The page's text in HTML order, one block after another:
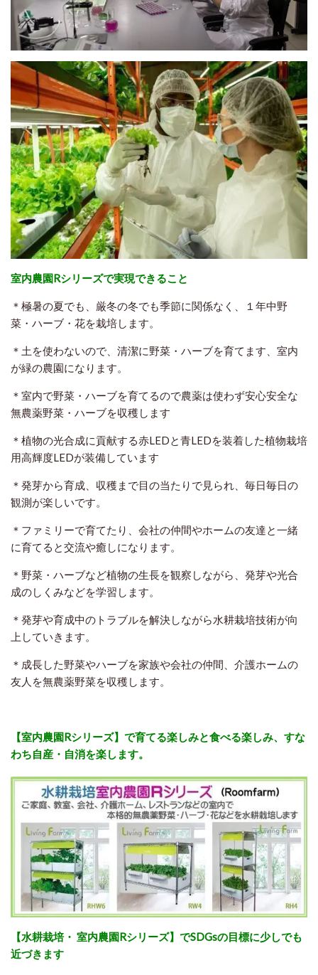
室内農園Rシリーズで実現できること
＊極暑の夏でも、厳冬の冬でも季節に関係なく、１年中野
菜・ハーブ・花を栽培します。
＊土を使わないので、清潔に野菜・ハーブを育てます、室内
が緑の農園になります。
＊室内で野菜・ハーブを育てるので農薬は使わず安心安全な
無農薬野菜・ハーブを収穫します
＊植物の光合成に貢献する赤LEDと青LEDを装着した植物栽培
用高輝度LEDが装備しています
＊発芽から育成、収穫まで目の当たりで見られ、毎日毎日の
観測が楽しいです。
＊ファミリーで育てたり、会社の仲間やホームの友達と一緒
に育てると交流や癒しになります。
＊野菜・ハーブなど植物の生長を観察しながら、発芽や光合
成のしくみなどを学習します。
＊発芽や育成中のトラブルを解決しながら水耕栽培技術が向
上していきます。
＊成長した野菜やハーブを家族や会社の仲間、介護ホームの
友人を無農薬野菜を収穫します。
【室内農園Rシリーズ】で育てる楽しみと食べる楽しみ、すな
わち自産・自消を楽します。
【水耕栽培・ 室内農園Rシリーズ】でSDGsの目標に少しでも
近づきます